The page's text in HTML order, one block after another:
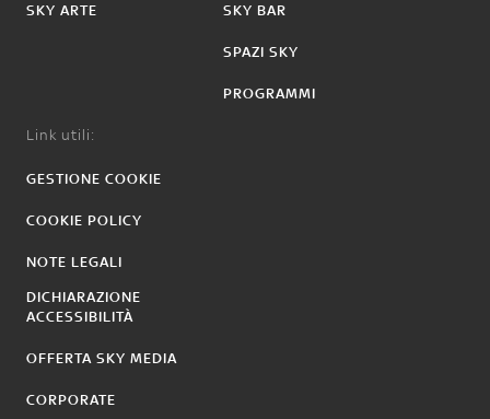
SKY ARTE SKY BAR
SPAZI SKY
PROGRAMMI
Link utili:
GESTIONE COOKIE
COOKIE POLICY
NOTE LEGALI
DICHIARAZIONE
ACCESSIBILITÀ
OFFERTA SKY MEDIA
CORPORATE